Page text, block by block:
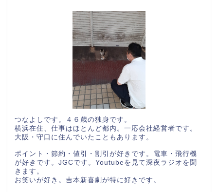
つなよしです。４６歳の独身です。
横浜在住、仕事はほとんど都内。一応会社経営者です。
大阪・守口に住んでいたこともあります。
ポイント・節約・値引・割引が好きです。電車・飛行機
が好きです。JGCです。Youtubeを見て深夜ラジオを聞
きます。
お笑いが好き。吉本新喜劇が特に好きです。